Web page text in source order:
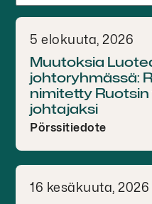
5 elokuuta, 2026
Muutoksia
johtoryhmässä:
nimitetty
johtajaksi
Pörssitiedote
16 kesäkuuta, 2026